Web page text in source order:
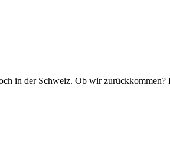
in der Schweiz. Ob wir zurückkommen?